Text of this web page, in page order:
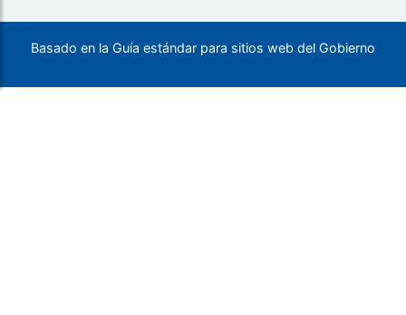
Basado en la Guía estándar para sitios web del Gobierno